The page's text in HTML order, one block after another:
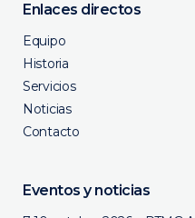
Enlaces directos
Equipo
Historia
Servicios
Noticias
Contacto
Eventos y noticias